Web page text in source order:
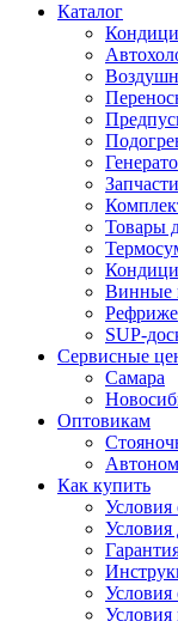
Каталог
Товары
Винные
SUP-
Сервисные
Самара
Оптовикам
Как купить
Условия
Условия
Условия
Условия